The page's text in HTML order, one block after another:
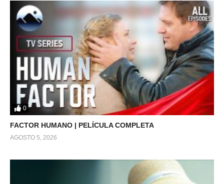
0
FACTOR HUMANO | PELÍCULA COMPLETA
AGOSTO 5, 2026